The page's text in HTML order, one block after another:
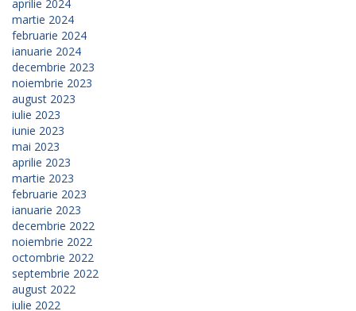
aprilie 2024
martie 2024
februarie 2024
ianuarie 2024
decembrie 2023
noiembrie 2023
august 2023
iulie 2023
iunie 2023
mai 2023
aprilie 2023
martie 2023
februarie 2023
ianuarie 2023
decembrie 2022
noiembrie 2022
octombrie 2022
septembrie 2022
august 2022
iulie 2022